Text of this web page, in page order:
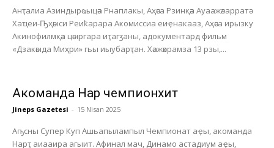
Анҭалиа Азиндырҩыцәа Рнаплакы, Аҳәса Рзинқәа Ауаажәларратә
Хаҵеи-Ҧҳәыси Реиҟарара Акомиссиа еиҿнакааз, Аҳәса ирызку
Акинофилмқәа цәыргара иҭагӡаны, адокументард фильм
«Дзакәыда Миҳри» гьы иыубарҭан. Хәажәкрамза 13 рзы,...
Акоманда Нарҭ чемпионхит
Jineps Gazetesi - 15 Nisan 2025
Аҧсны Супер Куп Ашьапылампыл Чемпионат аҿы, акоманда
Нарҭ аиааира агыит. Афинал мач, Динамо астадиум аҿы,